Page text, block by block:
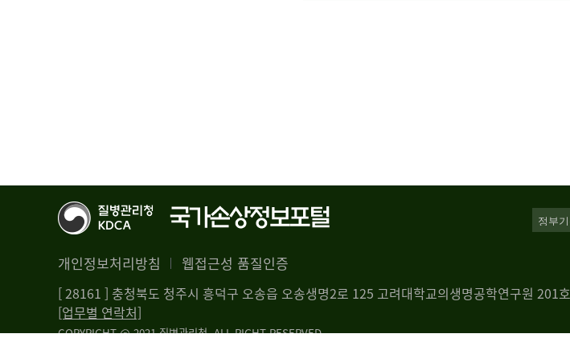
개인정보처리방침 웹접근성 품질인증
[ 28161 ] 충청북도 청주시 흥덕구 오송읍 오송생명2로 125 고려대학교의생명공학연구원 201호
[업무별 연락처]
COPYRIGHT @ 2021 질병관리청. ALL RIGHT RESERVED